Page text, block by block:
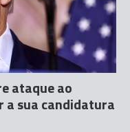
ataque ao
a sua candidatura